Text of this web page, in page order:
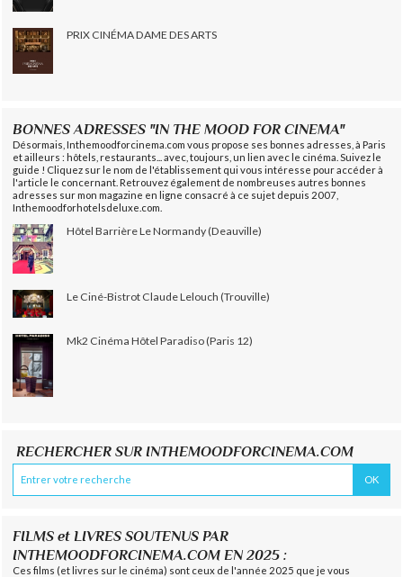
PRIX CINÉMA DAME DES ARTS
BONNES ADRESSES "IN THE MOOD FOR CINEMA"
Désormais, Inthemoodforcinema.com vous propose ses bonnes adresses, à Paris
et ailleurs : hôtels, restaurants... avec, toujours, un lien avec le cinéma. Suivez le
guide ! Cliquez sur le nom de l'établissement qui vous intéresse pour accéder à
l'article le concernant. Retrouvez également de nombreuses autres bonnes
adresses sur mon magazine en ligne consacré à ce sujet depuis 2007,
Inthemoodforhotelsdeluxe.com.
Hôtel Barrière Le Normandy (Deauville)
Le Ciné-Bistrot Claude Lelouch (Trouville)
Mk2 Cinéma Hôtel Paradiso (Paris 12)
RECHERCHER SUR INTHEMOODFORCINEMA.COM
FILMS et LIVRES SOUTENUS PAR
INTHEMOODFORCINEMA.COM EN 2025 :
Ces films (et livres sur le cinéma) sont ceux de l'année 2025 que je vous